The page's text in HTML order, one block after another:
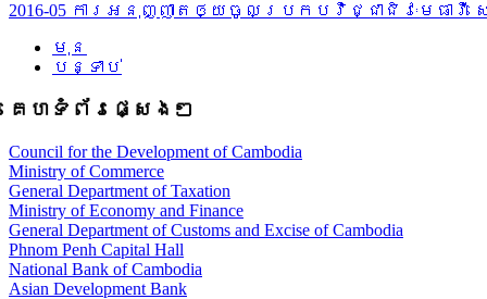
2016-05 ការអនុញ្ញាតឲ្យចូលប្រកបវិជ្ជាជិវៈមេធា
មុន
បន្ទាប់
គេហទំព័រផ្សេងៗ
Council for the Development of Cambodia
Ministry of Commerce
General Department of Taxation
Ministry of Economy and Finance
General Department of Customs and Excise of Cambodia
Phnom Penh Capital Hall
National Bank of Cambodia
Asian Development Bank